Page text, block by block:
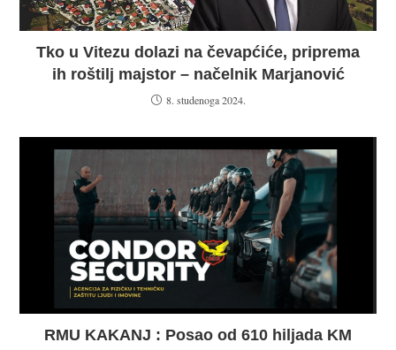
Tko u Vitezu dolazi na čevapćiće, priprema
ih roštilj majstor – načelnik Marjanović
8. studenoga 2024.
RMU KAKANJ : Posao od 610 hiljada KM